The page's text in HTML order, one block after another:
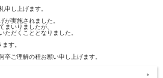
申し上げます。
が実施されました。
まいりましたが、
ただくこととなりました。
す。
卒ご理解の程お願い申し上げます。